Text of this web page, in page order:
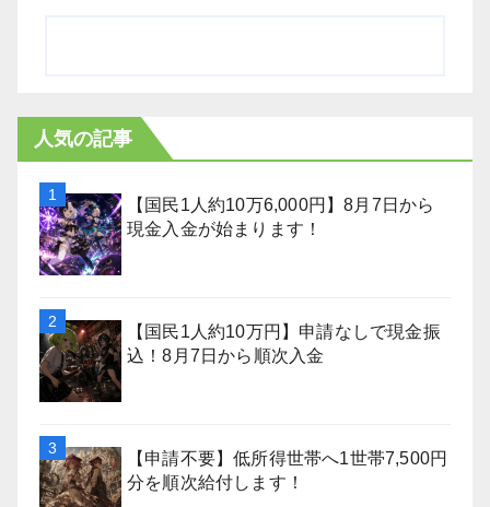
人気の記事
【国民1人約10万6,000円】8月7日から
現金入金が始まります！
【国民1人約10万円】申請なしで現金振
込！8月7日から順次入金
【申請不要】低所得世帯へ1世帯7,500円
分を順次給付します！